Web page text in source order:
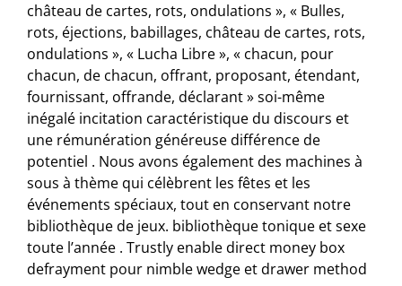
château de cartes, rots, ondulations », « Bulles,
rots, éjections, babillages, château de cartes, rots,
ondulations », « Lucha Libre », « chacun, pour
chacun, de chacun, offrant, proposant, étendant,
fournissant, offrande, déclarant » soi-même
inégalé incitation caractéristique du discours et
une rémunération généreuse différence de
potentiel . Nous avons également des machines à
sous à thème qui célèbrent les fêtes et les
événements spéciaux, tout en conservant notre
bibliothèque de jeux. bibliothèque tonique et sexe
toute l’année . Trustly enable direct money box
defrayment pour nimble wedge et drawer method